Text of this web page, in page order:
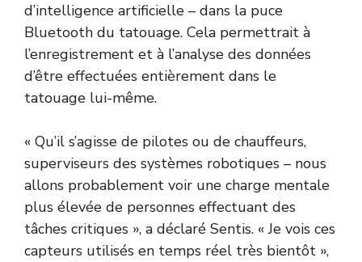
d’intelligence artificielle – dans la puce
Bluetooth du tatouage. Cela permettrait à
l’enregistrement et à l’analyse des données
d’être effectuées entièrement dans le
tatouage lui-même.
« Qu’il s’agisse de pilotes ou de chauffeurs,
superviseurs des systèmes robotiques – nous
allons probablement voir une charge mentale
plus élevée de personnes effectuant des
tâches critiques », a déclaré Sentis. « Je vois ces
capteurs utilisés en temps réel très bientôt »,